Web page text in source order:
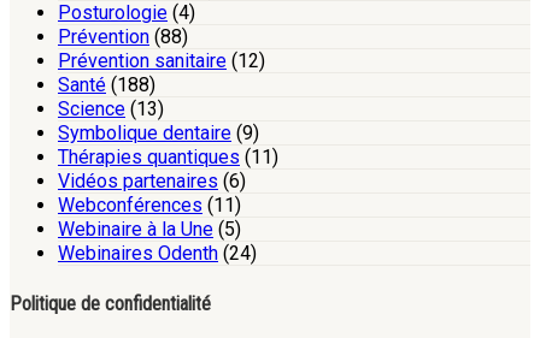
Posturologie (4)
Prévention (88)
Prévention sanitaire (12)
Santé (188)
Science (13)
Symbolique dentaire (9)
Thérapies quantiques (11)
Vidéos partenaires (6)
Webconférences (11)
Webinaire à la Une (5)
Webinaires Odenth (24)
Politique de confidentialité